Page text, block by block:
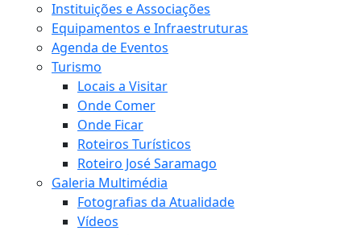
Instituições e Associações
Equipamentos e Infraestruturas
Agenda de Eventos
Turismo
Locais a Visitar
Onde Comer
Onde Ficar
Roteiros Turísticos
Roteiro José Saramago
Galeria Multimédia
Fotografias da Atualidade
Vídeos